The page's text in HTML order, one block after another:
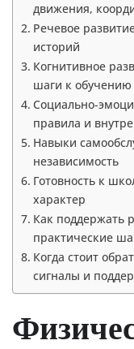
движения,
Речевое
историй
Когнитивное
шаги к обучению
Социально-
правила и
Навыки
независимость
Готовность к
характер
Как поддержать
практические
Когда стоит
сигналы и